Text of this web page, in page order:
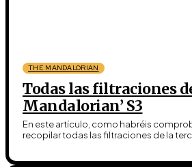
THE MANDALORIAN
Todas las filtraciones
Mandalorian’ S3
En este artículo, como habréis
recopilar todas las filtraciones de la